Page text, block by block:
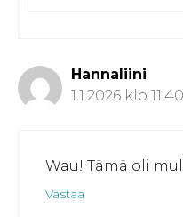
Hannaliini
1.1.2026 klo 11:40
Wau! Tämä oli
Vastaa